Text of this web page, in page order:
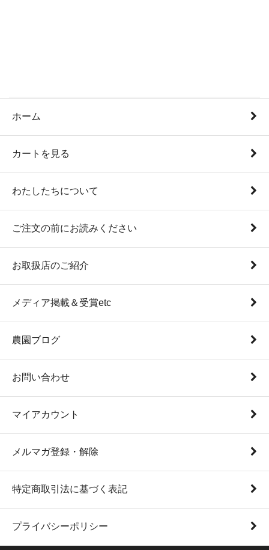
ホーム
カートを見る
わたしたちについて
ご注文の前にお読みください
お取扱店のご紹介
メディア掲載＆受賞etc
農園ブログ
お問い合わせ
マイアカウント
メルマガ登録・解除
特定商取引法に基づく表記
プライバシーポリシー